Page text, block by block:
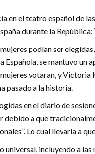
en el teatro español de
durante la República:
podían ser
Española, se mantuvo
votaran, y
pasado a la historia.
en el diario de
debido a que
Lo cual llevaría a
incluyendo a